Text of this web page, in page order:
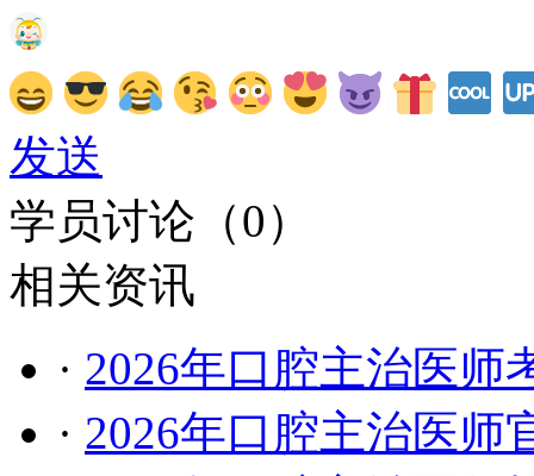
发送
学员讨论（0）
相关资讯
· 2026年口腔主治医师
· 2026年口腔主治医师